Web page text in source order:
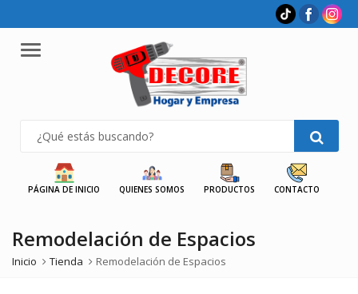
Menu
PÁGINA DE INICIO QUIENES SOMOS PRODUCTOS CONTACTO
Remodelación de Espacios
Inicio Tienda Remodelación de Espacios